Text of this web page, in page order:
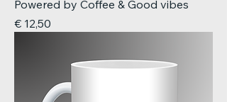
Powered by Coffee & Good vibes
Prijs
€ 12,50